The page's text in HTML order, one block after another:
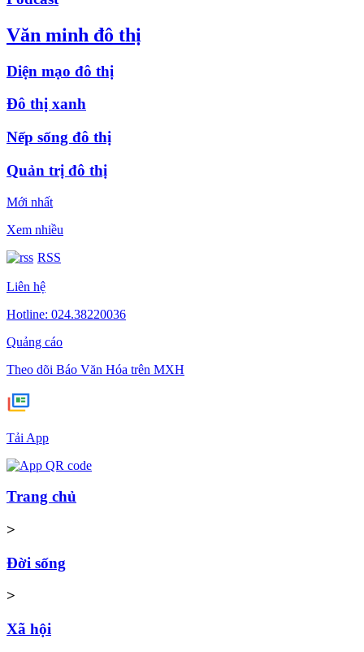
Văn minh đô thị
Diện mạo đô thị
Đô thị xanh
Nếp sống đô thị
Quản trị đô thị
Mới nhất
Xem nhiều
RSS
Liên hệ
Hotline: 024.38220036
Quảng cáo
Theo dõi Báo Văn Hóa trên MXH
Tải App
Trang chủ
>
Đời sống
>
Xã hội